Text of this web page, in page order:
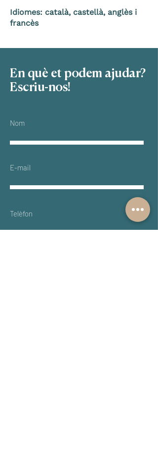
Idiomes: català, castellà, anglès i
francès
En què et podem ajudar?
Escriu-nos!